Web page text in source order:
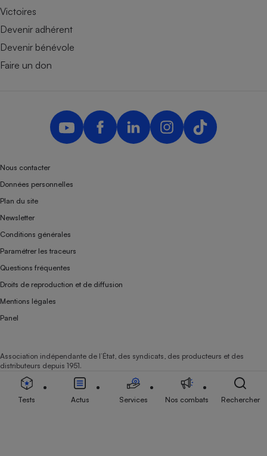
Victoires
Devenir adhérent
Devenir bénévole
Faire un don
Nous contacter
Données personnelles
Plan du site
Newsletter
Conditions générales
Paramétrer les traceurs
Questions fréquentes
Droits de reproduction et de diffusion
Mentions légales
Panel
Association indépendante de l’État, des syndicats, des producteurs et des
distributeurs depuis 1951.
Tests Actus Services Nos combats Rechercher